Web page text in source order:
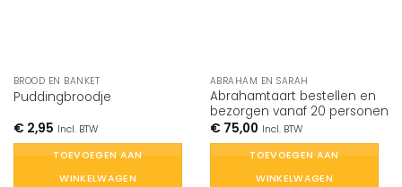
BROOD EN BANKET
Puddingbroodje
€2,95 Incl. BTW
TOEVOEGEN AAN
WINKELWAGEN
ABRAHAM EN SARAH
Abrahamtaart bestellen en
bezorgen vanaf 20 personen
€75,00 Incl. BTW
TOEVOEGEN AAN
WINKELWAGEN